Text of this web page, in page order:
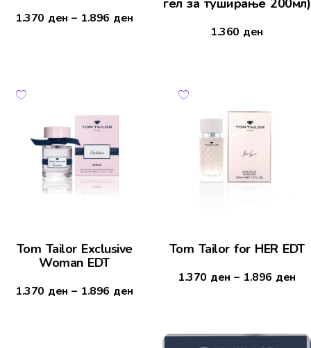
1.370 ден – 1.896 ден
1.360 ден
Tom Tailor Exclusive
Woman EDT
1.370 ден – 1.896 ден
Tom Tailor for HER EDT
1.370 ден – 1.896 ден